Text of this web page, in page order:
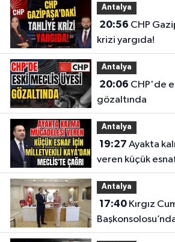
Antalya
20:56
krizi yargıda!
Antalya
20:06
gözaltında
Antalya
19:27
veren küçük
Kaya'dan
Antalya
17:40Kırgız Cumhuriyeti Antalya